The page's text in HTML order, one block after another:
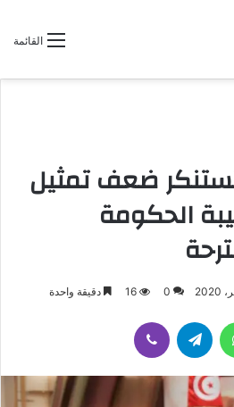
القائمة
ضعف تمثيل
الحكومة
0
16 دقيقة واحدة